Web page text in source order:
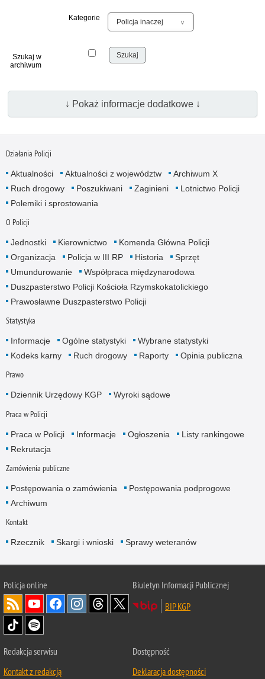
Kategorie
Szukaj w
archiwum
↓ Pokaż informacje dodatkowe ↓
Działania Policji
Aktualności Aktualności z województw
Archiwum X
Ruch drogowy
Poszukiwani Zaginieni
Lotnictwo Policji
Polemiki i sprostowania
O Policji
Jednostki Kierownictwo
Komenda Główna Policji
Organizacja
Policja w III RP Historia
Sprzęt
Umundurowanie
Współpraca międzynarodowa
Duszpasterstwo Policji Kościoła Rzymskokatolickiego
Prawosławne Duszpasterstwo Policji
Statystyka
Informacje Ogólne statystyki
Wybrane statystyki
Kodeks karny
Ruch drogowy Raporty Opinia publiczna
Prawo
Dziennik Urzędowy KGP Wyroki sądowe
Praca w Policji
Praca w Policji Informacje Ogłoszenia
Listy rankingowe
Rekrutacja
Zamówienia publiczne
Postępowania o zamówienia
Postępowania podprogowe
Archiwum
Kontakt
Rzecznik Skargi i wnioski Sprawy weteranów
Policjaonline
Biuletyn Informacji Publicznej
BIP KGP
Redakcja serwisu
Kontakt z redakcją
Dostępność
Deklaracja dostępności